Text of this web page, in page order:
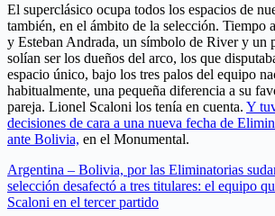
El superclásico ocupa todos los espacios de
también, en el ámbito de la selección. Tiempo
y Esteban Andrada, un símbolo de River y un
solían ser los dueños del arco, los que
espacio único, bajo los tres palos del equipo
habitualmente, una pequeña diferencia a su
pareja. Lionel Scaloni los tenía en cuenta. Y
decisiones de cara a una nueva fecha de
ante Bolivia, en el Monumental.
Argentina – Bolivia, por las Eliminatorias
selección desafectó a tres titulares: el equipo
Scaloni en el tercer partido